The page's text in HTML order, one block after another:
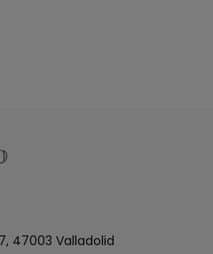
47003 Valladolid